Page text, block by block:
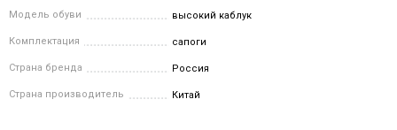
Модель обуви высокий каблук
Комплектация сапоги
Страна бренда Россия
Страна производитель Китай